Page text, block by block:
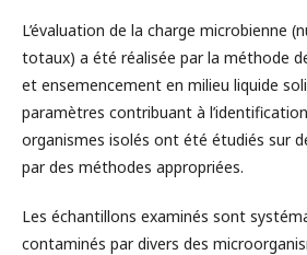
L’évaluation de la charge microbienne
totaux) a été réalisée par la méthode
et ensemencement en milieu liquide
paramètres contribuant à
organismes isolés ont été étudiés sur
par des méthodes appropriées.
Les échantillons examinés sont
contaminés par divers des